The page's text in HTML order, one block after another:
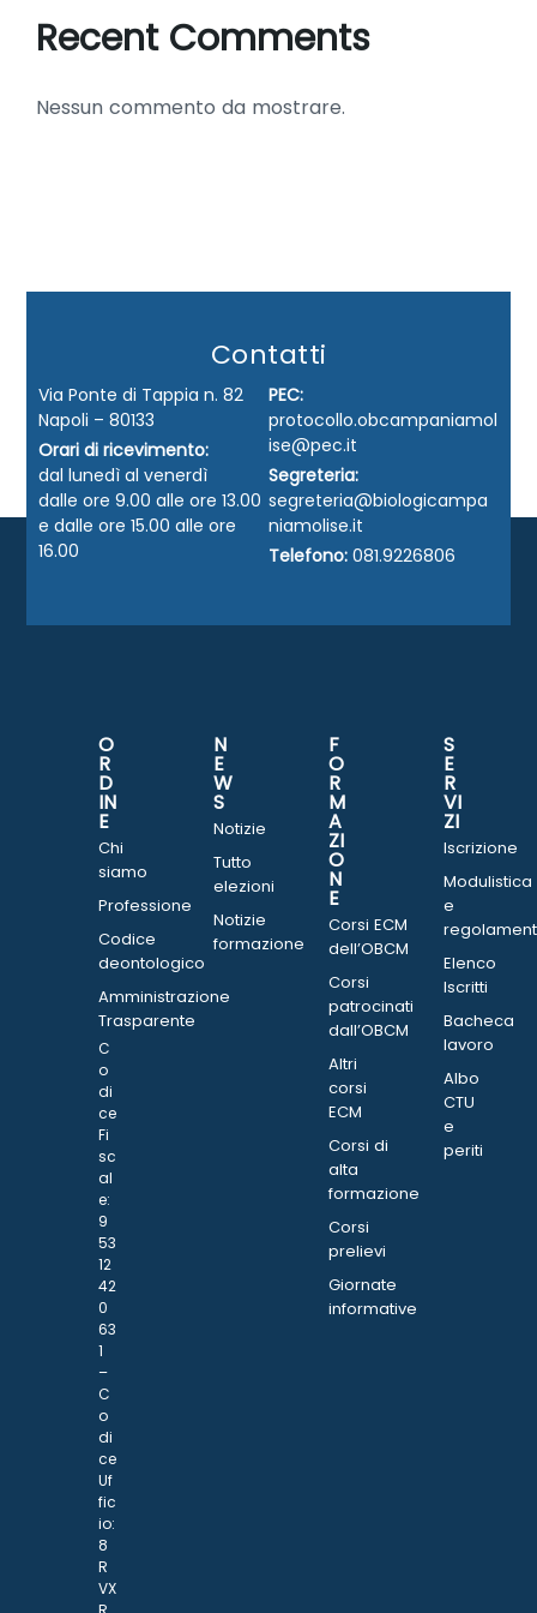
Recent Comments
Nessun commento da mostrare.
Contatti
Via Ponte di Tappia n. 82
Napoli – 80133
Orari di ricevimento:
dal lunedì al venerdì
dalle ore 9.00 alle ore 13.00
e dalle ore 15.00 alle ore
16.00
PEC:
protocollo.obcampaniamol
ise@pec.it
Segreteria:
segreteria@biologicampa
niamolise.it
Telefono: 081.9226806
O
R
D
IN
E
Chi
siamo
Professione
Codice
deontologico
Amministrazione
Trasparente
C
o
di
ce
Fi
sc
al
e:
9
53
12
42
0
63
1
–
C
o
di
ce
Uf
fic
io:
8
R
VX
N
E
W
S
Notizie
Tutto
elezioni
Notizie
formazione
F
O
R
M
A
ZI
O
N
E
Corsi ECM
dell’OBCM
Corsi
patrocinati
dall’OBCM
Altri
corsi
ECM
Corsi di
alta
formazione
Corsi
prelievi
Giornate
informative
S
E
R
VI
ZI
Iscrizione
Modulistica
e
Elenco
Iscritti
Bacheca
lavoro
Albo
CTU
e
periti